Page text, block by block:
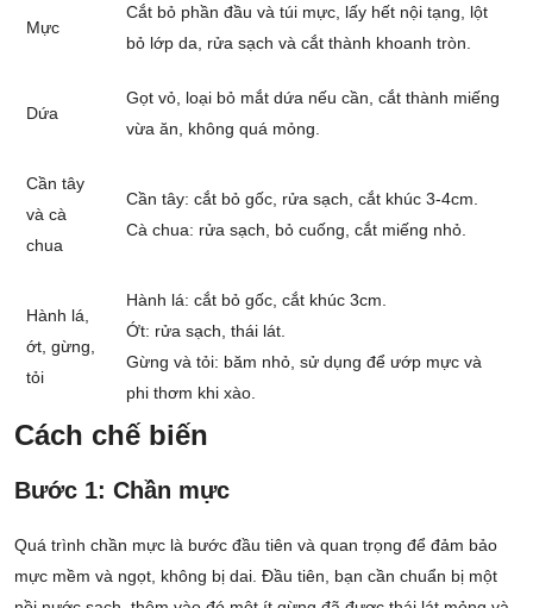
Mực
Cắt bỏ phần đầu và túi mực, lấy hết nội tạng, lột
bỏ lớp da, rửa sạch và cắt thành khoanh tròn.
Dứa
Gọt vỏ, loại bỏ mắt dứa nếu cần, cắt thành miếng
vừa ăn, không quá mỏng.
Cần tây
và cà
chua
Cần tây: cắt bỏ gốc, rửa sạch, cắt khúc 3-4cm.
Cà chua: rửa sạch, bỏ cuống, cắt miếng nhỏ.
Hành lá,
ớt, gừng,
tỏi
Hành lá: cắt bỏ gốc, cắt khúc 3cm.
Ớt: rửa sạch, thái lát.
Gừng và tỏi: băm nhỏ, sử dụng để ướp mực và
phi thơm khi xào.
Cách chế biến
Bước 1: Chần mực
Quá trình chần mực là bước đầu tiên và quan trọng để đảm bảo
mực mềm và ngọt, không bị dai. Đầu tiên, bạn cần chuẩn bị một